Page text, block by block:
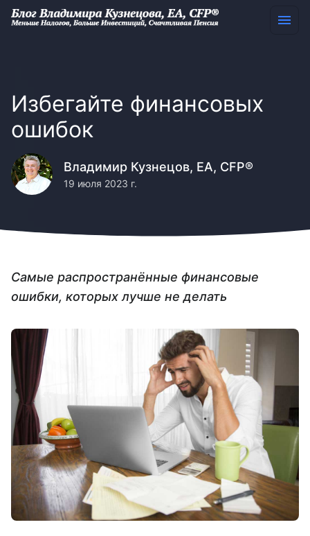
Избегайте финансовых
ошибок
Владимир Кузнецов, EA, CFP®
19 июля 2023 г.
Самые распространённые финансовые
ошибки, которых лучше не делать